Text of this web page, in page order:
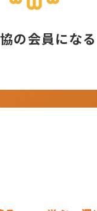
の会員になる